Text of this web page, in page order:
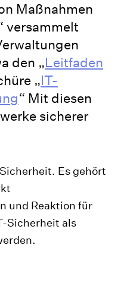
Maßnahmen
versammelt
den „Leitfaden
„IT-
“ Mit diesen
sicherer
Es gehört
und Reaktion für
Sicherheit als